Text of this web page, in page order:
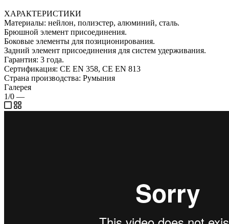
ХАРАКТЕРИСТИКИ
Материалы: нейлон, полиэстер, алюминий, сталь.
Брюшной элемент присоединения.
Боковые элементы для позиционирования.
Задний элемент присоединения для систем удерживания.
Гарантия: 3 года.
Сертификация: CE EN 358, CE EN 813
Страна производства: Румыния
Галерея
1/0 —